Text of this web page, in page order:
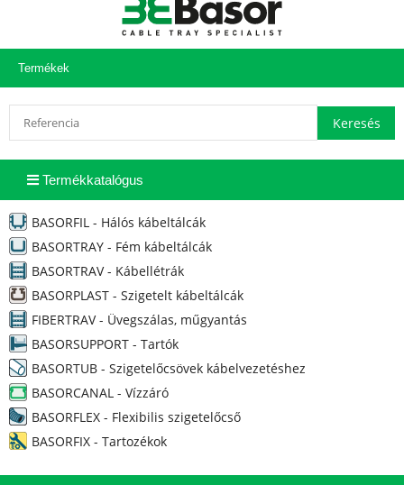
Termékek
Termékkatalógus
BASORFIL - Hálós kábeltálcák
BASORTRAY - Fém kábeltálcák
BASORTRAV - Kábellétrák
BASORPLAST - Szigetelt kábeltálcák
FIBERTRAV - Üvegszálas, műgyantás
BASORSUPPORT - Tartók
BASORTUB - Szigetelőcsövek kábelvezetéshez
BASORCANAL - Vízzáró
BASORFLEX - Flexibilis szigetelőcső
BASORFIX - Tartozékok